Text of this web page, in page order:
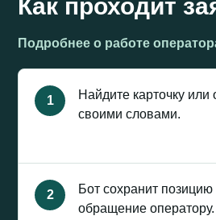
Как проходит
Подробнее о работе
1
Найдите карточку
своими словами.
2
Бот сохранит
обращение оператору.